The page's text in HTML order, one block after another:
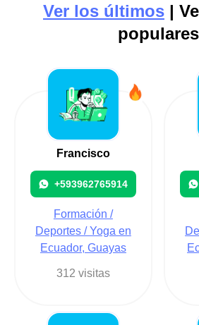
Ver los últimos |
populares
Francisco
+593962765914
Formación /
Deportes / Yoga en
Ecuador, Guayas
312 visitas